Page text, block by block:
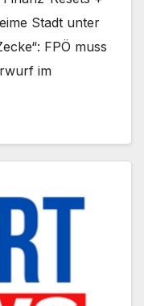
Stadt unter
FPÖ muss
im